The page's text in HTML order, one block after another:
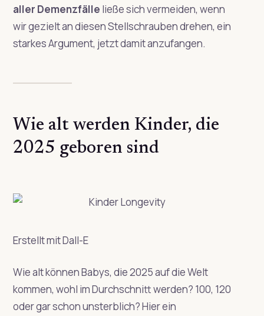
aller Demenzfälle ließe sich vermeiden, wenn
wir gezielt an diesen Stellschrauben drehen, ein
starkes Argument, jetzt damit anzufangen.
Wie alt werden Kinder, die
2025 geboren sind
Erstellt mit Dall-E
Wie alt können Babys, die 2025 auf die Welt
kommen, wohl im Durchschnitt werden? 100, 120
oder gar schon unsterblich? Hier ein